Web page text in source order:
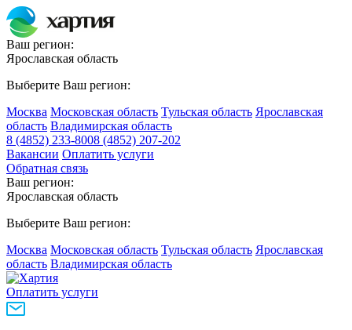
Ваш регион:
Ярославская область
Выберите Ваш регион:
Москва Московская область Тульская область Ярославская
область Владимирская область
8 (4852) 233-8008 (4852) 207-202
Вакансии Оплатить услуги
Обратная связь
Ваш регион:
Ярославская область
Выберите Ваш регион:
Москва Московская область Тульская область Ярославская
область Владимирская область
Оплатить услуги